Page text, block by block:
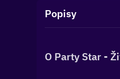
Popisy
O Party Star -